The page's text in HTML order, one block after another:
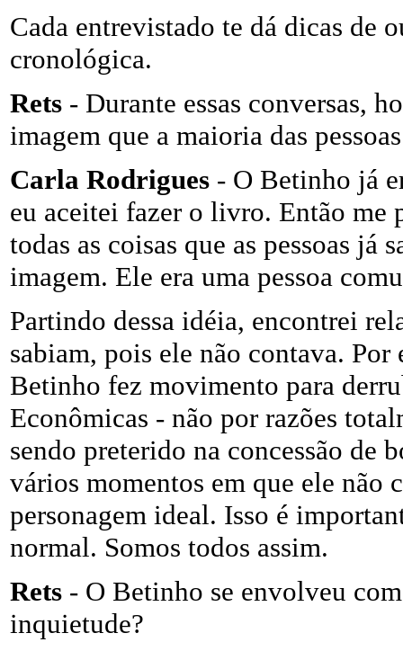
Cada entrevistado te dá dicas de
cronológica.
Rets - Durante essas conversas,
imagem que a maioria das
Carla Rodrigues - O Betinho já
eu aceitei fazer o livro. Então me
todas as coisas que as pessoas já
imagem. Ele era uma pessoa
Partindo dessa idéia, encontrei
sabiam, pois ele não contava.
Betinho fez movimento para
Econômicas - não por razões
sendo preterido na concessão de
vários momentos em que ele não
personagem ideal. Isso é
normal. Somos todos assim.
Rets - O Betinho se envolveu
inquietude?